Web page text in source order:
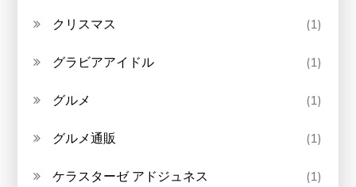
クリスマス (1)
グラビアアイドル (1)
グルメ (1)
グルメ通販 (1)
ケラスターゼ アドジュネス (1)